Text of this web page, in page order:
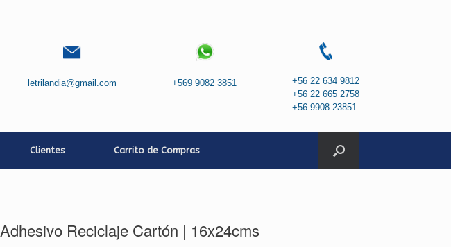
letrilandia@gmail.com +569 9082 3851
+56 22 634 9812
+56 22 665 2758
+56 9908 23851
Clientes Carrito de Compras
Adhesivo Reciclaje Cartón | 16x24cms